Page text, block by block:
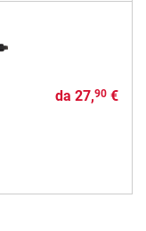
da 27,90€